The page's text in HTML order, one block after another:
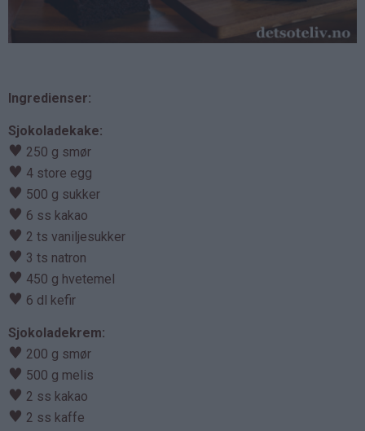
Ingredienser:
Sjokoladekake:
♥ 250 g smør
♥ 4 store egg
♥ 500 g sukker
♥ 6 ss kakao
♥ 2 ts vaniljesukker
♥ 3 ts natron
♥ 450 g hvetemel
♥ 6 dl kefir
Sjokoladekrem:
♥ 200 g smør
♥ 500 g melis
♥ 2 ss kakao
♥ 2 ss kaffe